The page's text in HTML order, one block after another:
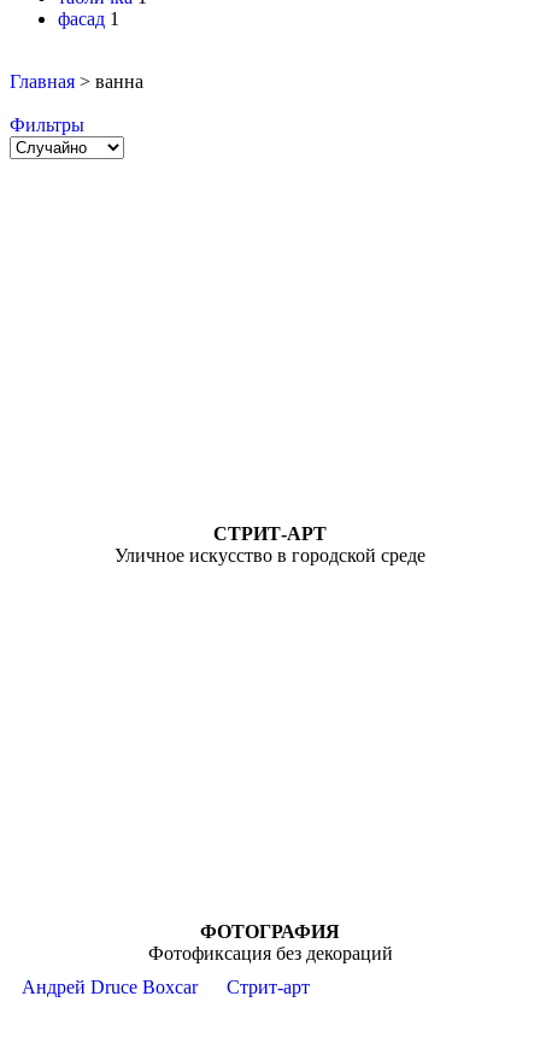
фасад 1
Главная > ванна
Фильтры
СТРИТ-АРТ
Уличное искусство в городской среде
ФОТОГРАФИЯ
Фотофиксация без декораций
Андрей Druce Boxcar
Стрит-арт